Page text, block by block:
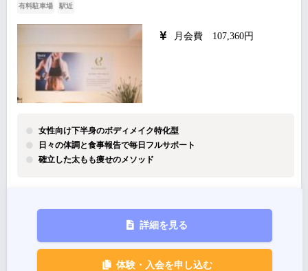
有料駐車場 駅近
月会費 107,360円
女性向け下半身のボディメイク特化型
日々の体調と食事報告で毎日フルサポート
確立した太もも痩せのメソッド
詳細を見る
体験・入会を申し込む